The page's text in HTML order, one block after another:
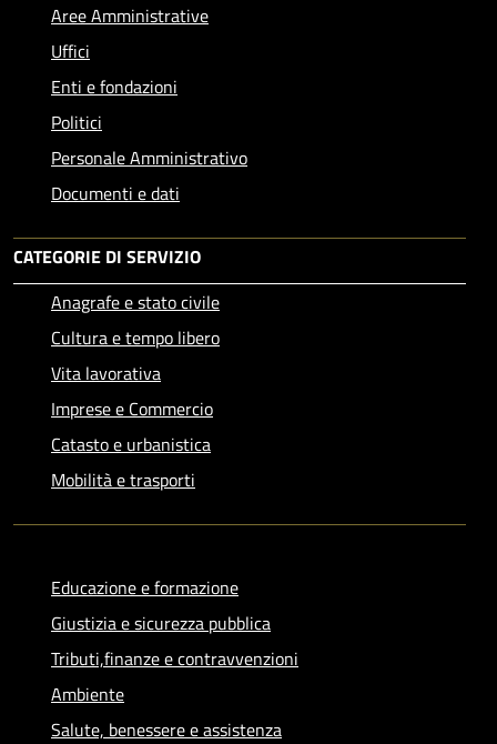
Aree Amministrative
Uffici
Enti e fondazioni
Politici
Personale Amministrativo
Documenti e dati
CATEGORIE DI SERVIZIO
Anagrafe e stato civile
Cultura e tempo libero
Vita lavorativa
Imprese e Commercio
Catasto e urbanistica
Mobilità e trasporti
Educazione e formazione
Giustizia e sicurezza pubblica
Tributi,finanze e contravvenzioni
Ambiente
Salute, benessere e assistenza